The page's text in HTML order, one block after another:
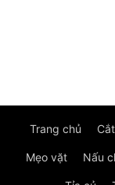
Trang chủ
Mẹo vặt Nấu